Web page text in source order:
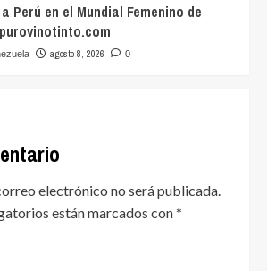
Perú en el Mundial Femenino de
agosto 8, 2026 0
electrónico no será publicada.
están marcados con*